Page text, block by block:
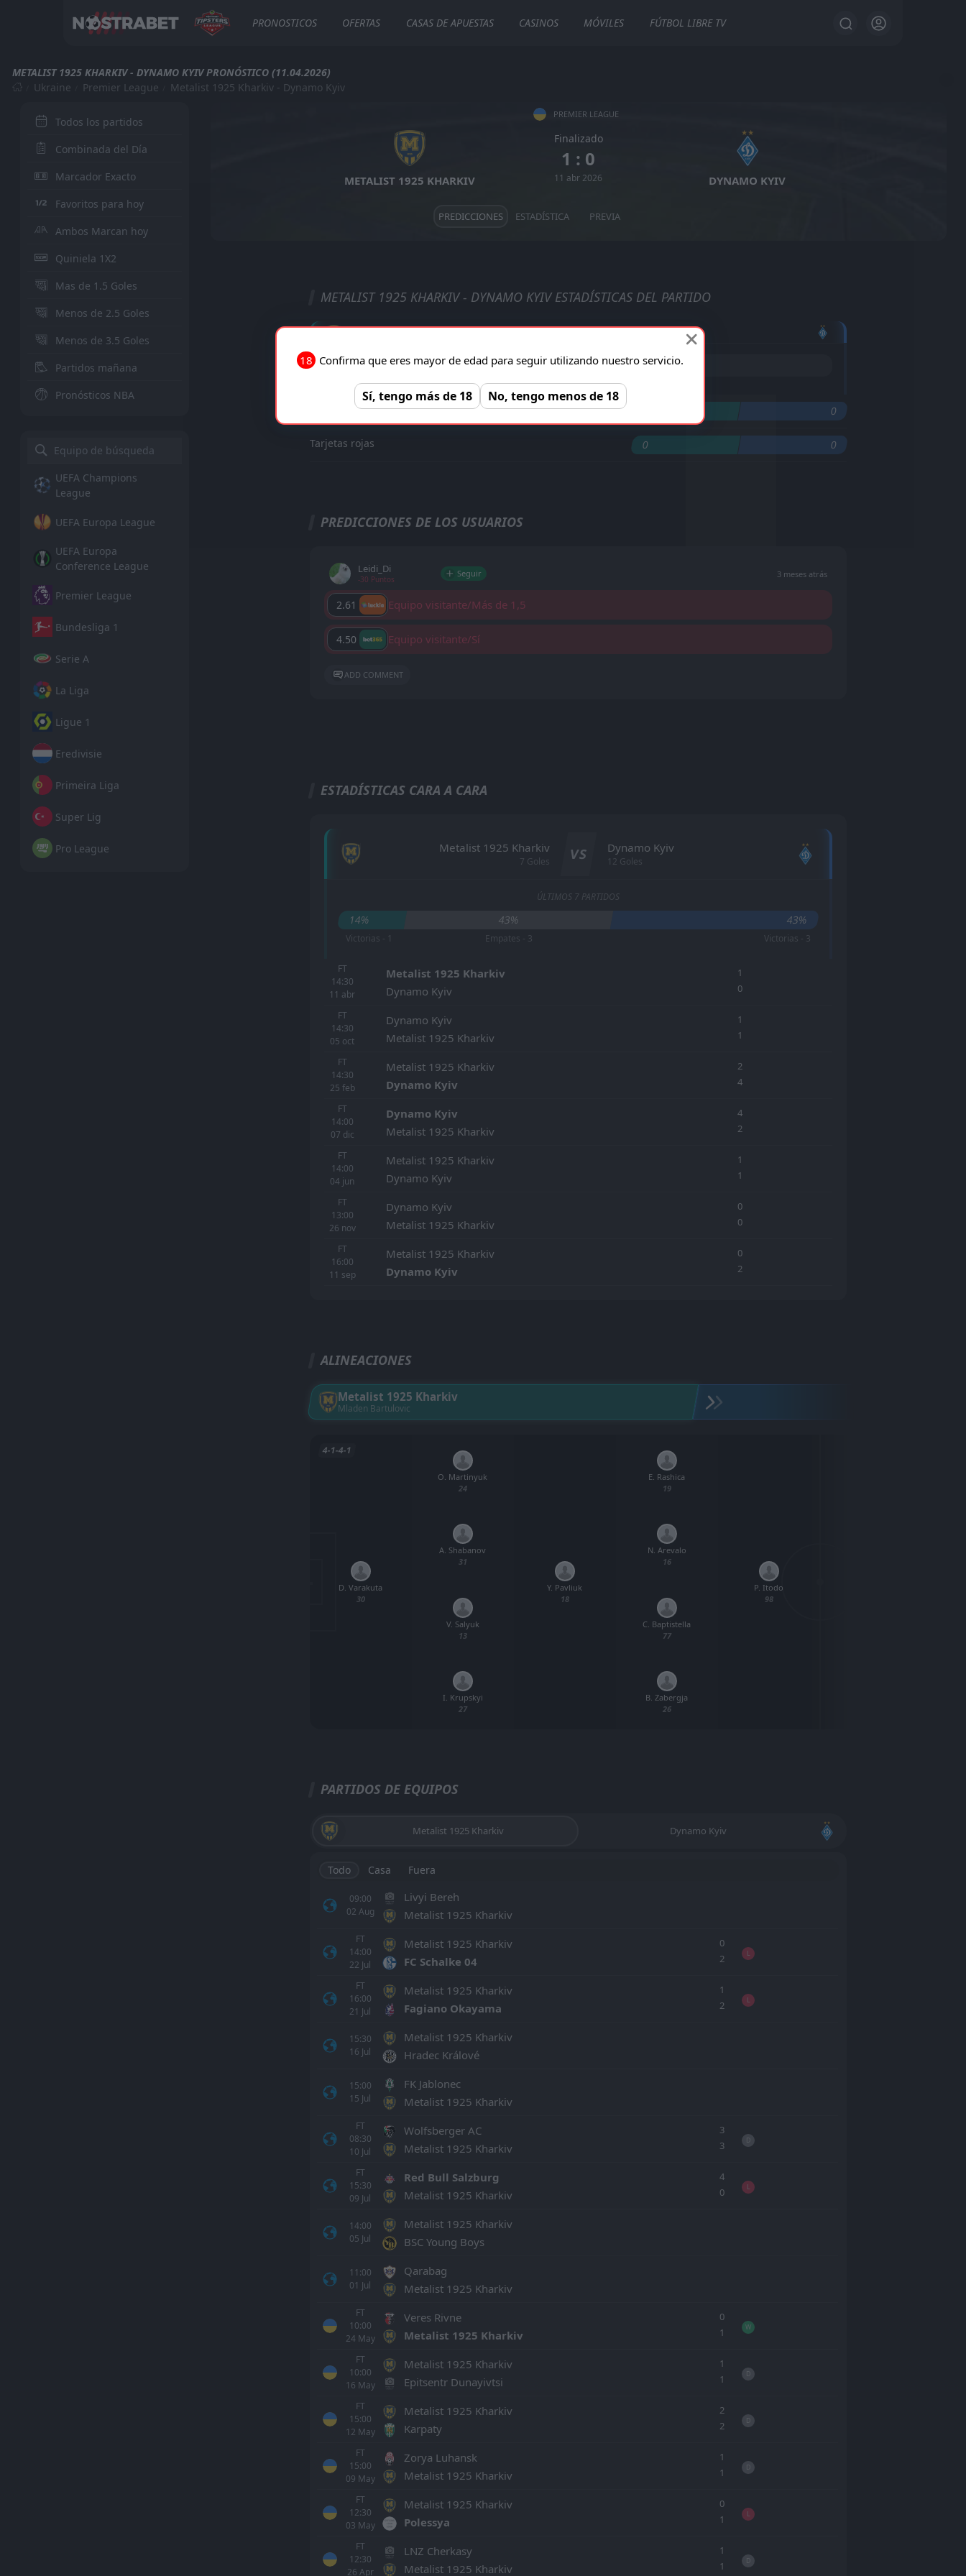
PRONOSTICOS OFERTAS CASAS DE APUESTAS CASINOS MÓVILES FÚTBOL LIBRE TV
METALIST 1925 KHARKIV - DYNAMO KYIV PRONÓSTICO (11.04.2026)
Ukraine
Premier League Metalist 1925 Kharkiv - Dynamo Kyiv
Todos los partidos
Combinada del Día
Marcador Exacto
Favoritos para hoy
Ambos Marcan hoy
Quiniela 1X2
Mas de 1.5 Goles
Menos de 2.5 Goles
Menos de 3.5 Goles
Partidos mañana
Pronósticos NBA
UEFA Champions
League
UEFA Europa League
UEFA Europa
Conference League
Premier League
Bundesliga 1
Serie A
La Liga
Ligue 1
Eredivisie
Primeira Liga
Super Lig
Pro League
PREMIER LEAGUE
METALIST 1925 KHARKIV
Finalizado
1 : 0
11 abr 2026 DYNAMO KYIV
PREDICCIONES ESTADÍSTICA PREVIA
METALIST 1925 KHARKIV - DYNAMO KYIV ESTADÍSTICAS DEL PARTIDO
Goles
'78 ︎ D. Antyukh
Tarjetas amarillas 0
Tarjetas rojas 0 0
PREDICCIONES DE LOS USUARIOS
Leidi_Di
-30 Puntos
Seguir 3 meses atrás
2.61 Equipo visitante/Más de 1,5
4.50 Equipo visitante/Sí
ADD COMMENT
ESTADÍSTICAS CARA A CARA
Metalist 1925 Kharkiv
7 Goles VS Dynamo Kyiv
12 Goles
ÚLTIMOS 7 PARTIDOS
14% 43% 43%
Victorias - 1 Empates - 3 Victorias - 3
FT
14:30
11 abr
Metalist 1925 Kharkiv
Dynamo Kyiv
1
0
FT
14:30
05 oct
Dynamo Kyiv
Metalist 1925 Kharkiv
1
1
FT
14:30
25 feb
Metalist 1925 Kharkiv
Dynamo Kyiv
2
4
FT
14:00
07 dic
Dynamo Kyiv
Metalist 1925 Kharkiv
4
2
FT
14:00
04 jun
Metalist 1925 Kharkiv
Dynamo Kyiv
1
1
FT
13:00
26 nov
Dynamo Kyiv
Metalist 1925 Kharkiv
0
0
FT
16:00
11 sep
Metalist 1925 Kharkiv
Dynamo Kyiv
0
2
ALINEACIONES
Metalist 1925 Kharkiv
Mladen Bartulovic
4-1-4-1
D. Varakuta
30
I. Krupskyi
27
V. Salyuk
13
A. Shabanov
31
O. Martinyuk
24
Y. Pavliuk
18
B. Zabergja
26
C. Baptistella
77
N. Arevalo
16
E. Rashica
19
P. Itodo
98
PARTIDOS DE EQUIPOS
Metalist 1925 Kharkiv Dynamo Kyiv
Todo Casa Fuera
09:00
02 Aug
Livyi Bereh
Metalist 1925 Kharkiv
FT
14:00
22 Jul
Metalist 1925 Kharkiv
FC Schalke 04
0
2
L
FT
16:00
21 Jul
Metalist 1925 Kharkiv
Fagiano Okayama
1
2
L
15:30
16 Jul
Metalist 1925 Kharkiv
Hradec Králové
15:00
15 Jul
FK Jablonec
Metalist 1925 Kharkiv
FT
08:30
10 Jul
Wolfsberger AC
Metalist 1925 Kharkiv
3
3
D
FT
15:30
09 Jul
Red Bull Salzburg
Metalist 1925 Kharkiv
4
0
L
14:00
05 Jul
Metalist 1925 Kharkiv
BSC Young Boys
11:00
01 Jul
Qarabag
Metalist 1925 Kharkiv
FT
10:00
24 May
Veres Rivne
Metalist 1925 Kharkiv
0
1
W
FT
10:00
16 May
Metalist 1925 Kharkiv
Epitsentr Dunayivtsi
1
1
D
FT
15:00
12 May
Metalist 1925 Kharkiv
Karpaty
2
2
D
FT
15:00
09 May
Zorya Luhansk
Metalist 1925 Kharkiv
1
1
D
FT
12:30
03 May
Metalist 1925 Kharkiv
Polessya
0
1
L
FT
12:30
26 Apr
LNZ Cherkasy
Metalist 1925 Kharkiv
1
1
D
18 Confirma que eres mayor de edad para seguir utilizando nuestro servicio.
Sí, tengo más de 18 No, tengo menos de 18